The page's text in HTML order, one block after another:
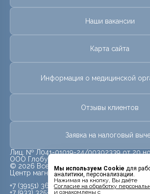
Мы используем Cookie для
аналитики, персонализации.
Нажимая на кнопку, Вы даёте
Cогласие на обработку
и ознакомлены с
Наши вакансии
Карта сайта
Информация о медицинской
Отзывы клиентов
Заявка на налоговый
Лиц. № Л041-01019-24/00302339 от 20
ООО Глобус
© 2026 Все права защищены.
Центр магнитно-резонансной
+7 (39151) 362-06
+7 (933) 325-70-70